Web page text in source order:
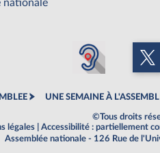
nationale
UNE SEMAINE À
©Tous droits
légales
Accessibilité : partiellement
Assemblée nationale - 126 Rue de